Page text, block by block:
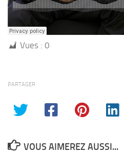
Vues : 0
PARTAGER
VOUS AIMEREZ AUSSI...